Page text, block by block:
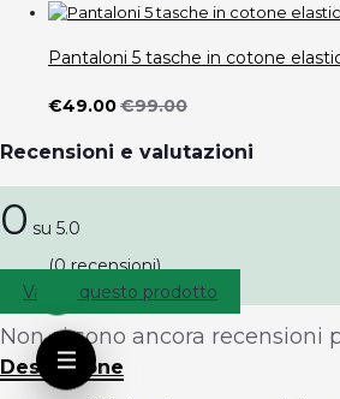
Pantaloni 5 tasche in cotone
€49.00€99.00
Recensioni e valutazioni
0 su 5.0
(0 recensioni)
Valuta questo prodotto
Non ci sono ancora recensioni
Descrizione